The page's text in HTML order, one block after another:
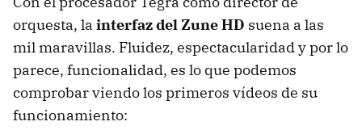
orquesta, la interfaz del Zune HD suena a las
mil maravillas. Fluidez, espectacularidad y por lo
parece, funcionalidad, es lo que podemos
comprobar viendo los primeros vídeos de su
funcionamiento: